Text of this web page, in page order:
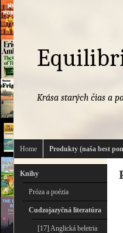
Krása starých čias a
Home Produkty (naša best
Knihy
Próza a poézia
Cudzojazyčná literatúra
[17] Anglická beletria